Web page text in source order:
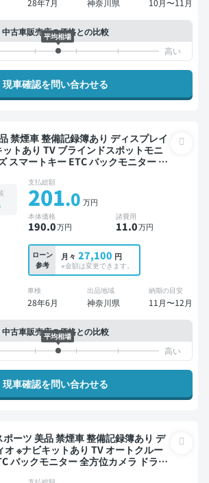
28年7月 神奈川県 10月〜11月
中古車販売店の価格との比較
平均相場
現車確認を問い合わせる
トあり TV ブラインドスポットモニ
スマートキー ETC バックモニター 全
支払総額
201.0 万円
本体価格
190.0万円
諸費用
11.0万円
ローン
参考
月々 27,100 円
※金額は変更できます。
車検
28年6月
出品地域
神奈川県
納期の目安
11月〜12月
中古車販売店の価格との比較
平均相場
現車確認を問い合わせる
記録簿あり デ
オ ※ナビキットあり TV オートクルー
バックモニター 全方位カメラ ドライ